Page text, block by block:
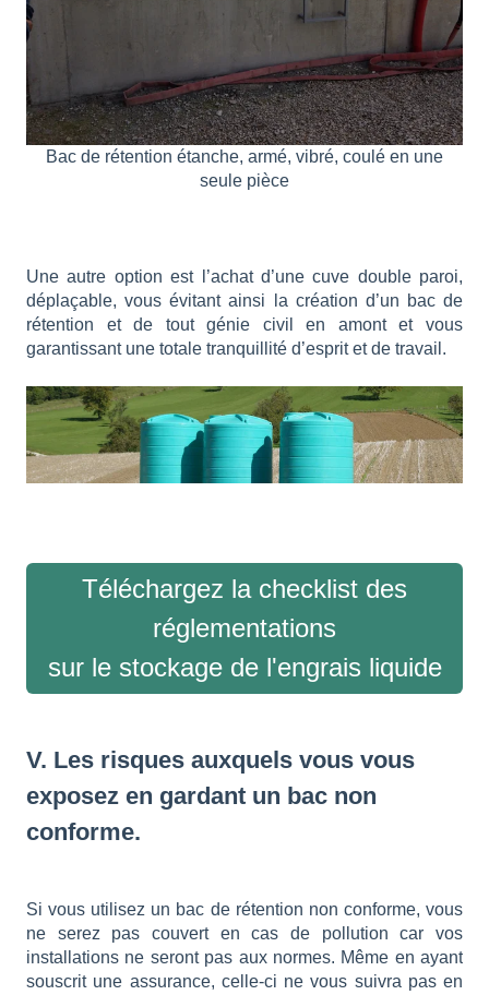
Bac de rétention étanche, armé, vibré, coulé en une
seule pièce
Une autre option est l’achat d’une cuve double paroi,
déplaçable, vous évitant ainsi la création d’un bac de
rétention et de tout génie civil en amont et vous
garantissant une totale tranquillité d’esprit et de travail.
Téléchargez la checklist des
réglementations
sur le stockage de l'engrais liquide
V. Les risques auxquels vous vous
exposez en gardant un bac non
conforme.
Si vous utilisez un bac de rétention non conforme, vous
ne serez pas couvert en cas de pollution car vos
installations ne seront pas aux normes. Même en ayant
souscrit une assurance, celle-ci ne vous suivra pas en